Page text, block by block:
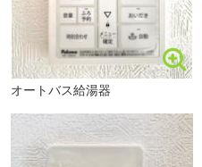
福岡市立志賀中学校まで1342m
「お探しのエリアの相場が知
「借入金額の目安はいくら？
「教育費がかかるので月々
「固定金利と変動金利どっち
まずは、じっくりお話を聞
住宅ローンの不安や物件に
オートバス給湯器